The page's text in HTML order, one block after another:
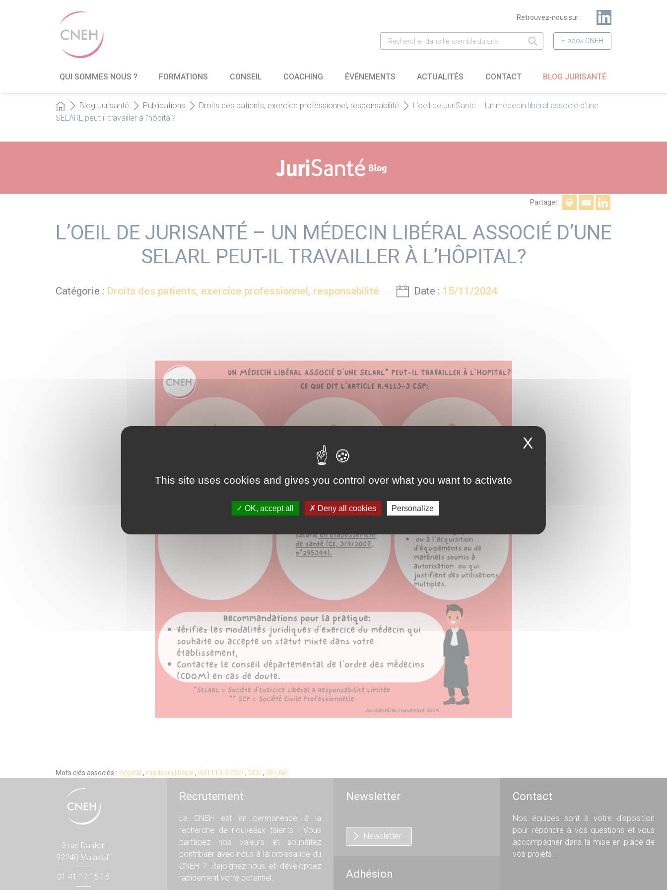
Retrouvez-nous sur :
E-book CNEH
QUI SOMMES NOUS ? FORMATIONS CONSEIL COACHING ÉVÉNEMENTS ACTUALITÉS CONTACT BLOG JURISANTÉ
Blog Jurisanté Publications Droits des patients, exercice professionnel, responsabilité
L’oeil de JuriSanté – Un médecin libéral associé d’une
SELARL peut-il travailler à l’hôpital?
Partager :
L’OEIL DE JURISANTÉ – UN MÉDECIN LIBÉRAL ASSOCIÉ D’UNE
SELARL PEUT-IL TRAVAILLER À L’HÔPITAL?
Catégorie : Droits des patients, exercice professionnel, responsabilité Date : 15/11/2024
Mots clés associés : hôpital , médecin libéral , R41113-3 CSP , SCP , SELARL
3 rue Danton
92240 Malakoff
01 41 17 15 15
Recrutement
Le CNEH est en permanence à la
recherche de nouveaux talents ! Vous
partagez nos valeurs et souhaitez
contribuer avec nous à la croissance du
CNEH ? Rejoignez-nous et développez
rapidement votre potentiel.
Newsletter
Newsletter
Adhésion
Contact
Nos équipes sont à votre disposition
pour répondre à vos questions et vous
accompagner dans la mise en place de
vos projets.
X
This site uses cookies and gives you control over what you want to activate
OK, accept all Deny all cookies Personalize